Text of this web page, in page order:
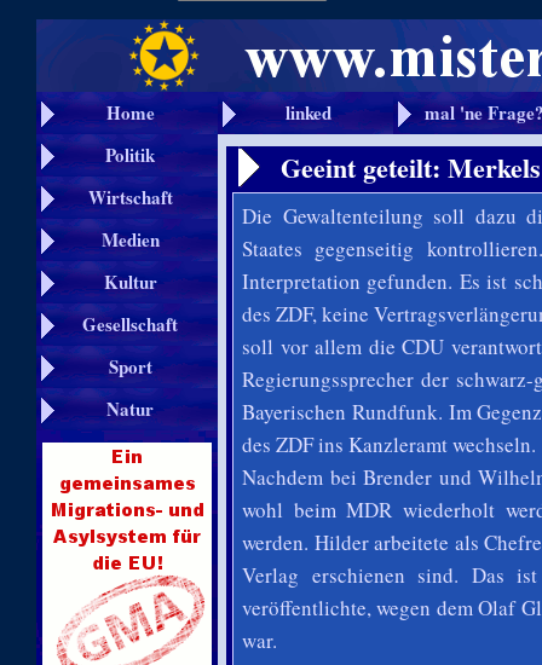
Home linked
mal 'ne
Politik
Wirtschaft
Medien
Kultur
Gesellschaft
Sport
Natur
Geeint geteilt:
Die Gewaltenteilung soll dazu
Staates gegenseitig
Interpretation gefunden. Es ist
des ZDF, keine
soll vor allem die CDU
Regierungssprecher der
Bayerischen Rundfunk. Im
des ZDF ins Kanzleramt wechseln.
Nachdem bei Brender und
wohl beim MDR wiederholt
werden. Hilder arbeitete als
Verlag erschienen sind. Das
veröffentlichte, wegen dem Olaf
war.